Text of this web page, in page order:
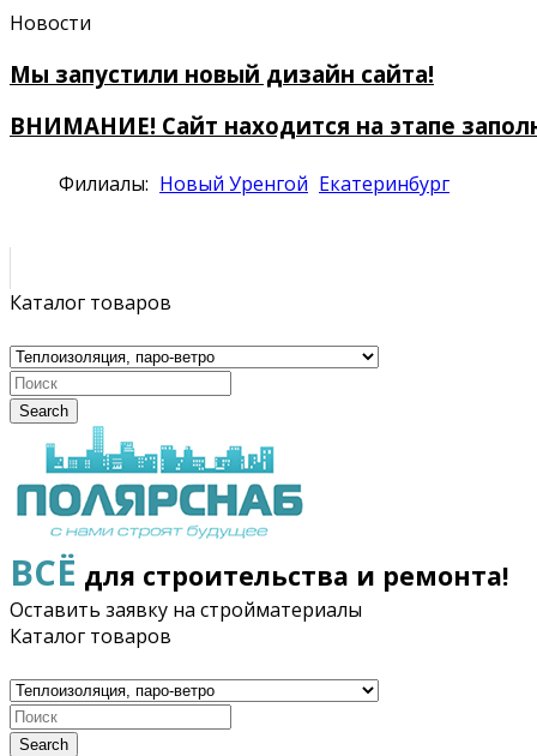
Новости
Мы запустили новый дизайн сайта!
ВНИМАНИЕ! Сайт находится на этапе
Филиалы: Новый Уренгой Екатеринбург
Каталог товаров
Search
ВСЁ для строительства и ремонта!
Оставить заявку на стройматериалы
Каталог товаров
Search